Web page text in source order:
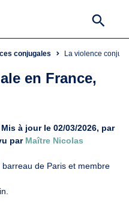
conjugales La violence
en France,
à jour le 02/03/2026, par
par Maître Nicolas
de Paris et membre